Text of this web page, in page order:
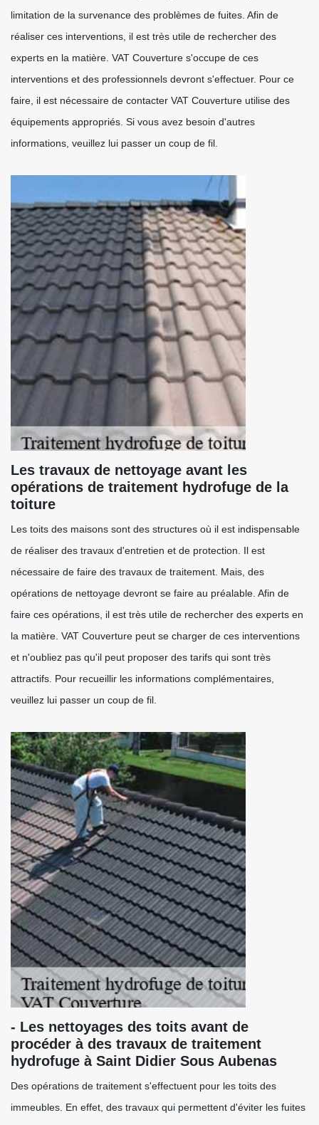
limitation de la survenance des problèmes de fuites. Afin de
réaliser ces interventions, il est très utile de rechercher des
experts en la matière. VAT Couverture s'occupe de ces
interventions et des professionnels devront s'effectuer. Pour ce
faire, il est nécessaire de contacter VAT Couverture utilise des
équipements appropriés. Si vous avez besoin d'autres
informations, veuillez lui passer un coup de fil.
Les travaux de nettoyage avant les
opérations de traitement hydrofuge de la
toiture
Les toits des maisons sont des structures où il est indispensable
de réaliser des travaux d'entretien et de protection. Il est
nécessaire de faire des travaux de traitement. Mais, des
opérations de nettoyage devront se faire au préalable. Afin de
faire ces opérations, il est très utile de rechercher des experts en
la matière. VAT Couverture peut se charger de ces interventions
et n'oubliez pas qu'il peut proposer des tarifs qui sont très
attractifs. Pour recueillir les informations complémentaires,
veuillez lui passer un coup de fil.
- Les nettoyages des toits avant de
procéder à des travaux de traitement
hydrofuge à Saint Didier Sous Aubenas
Des opérations de traitement s'effectuent pour les toits des
immeubles. En effet, des travaux qui permettent d'éviter les fuites